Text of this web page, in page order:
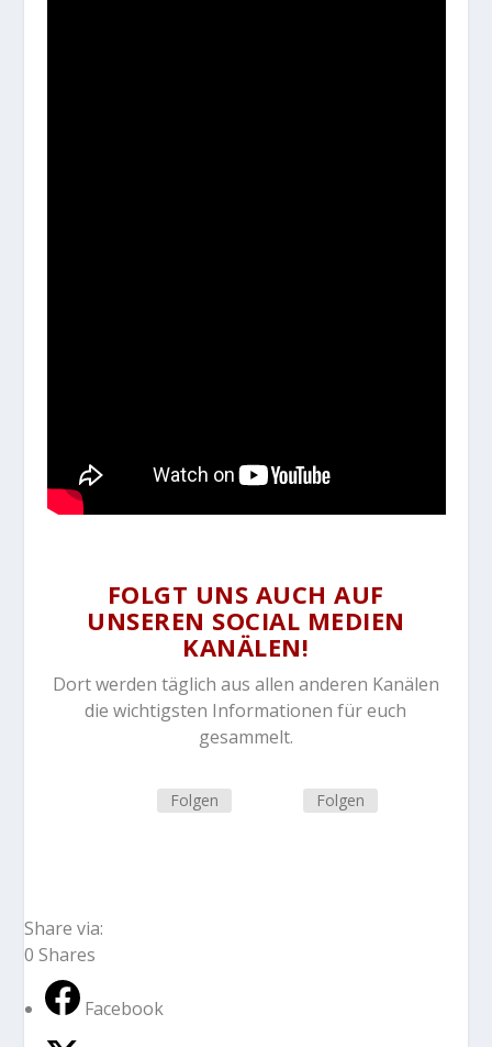
FOLGT UNS AUCH AUF
UNSEREN SOCIAL MEDIEN
KANÄLEN!
Dort werden täglich aus allen anderen Kanälen
die wichtigsten Informationen für euch
gesammelt.
Folgen Folgen
Share via:
0 Shares
Facebook